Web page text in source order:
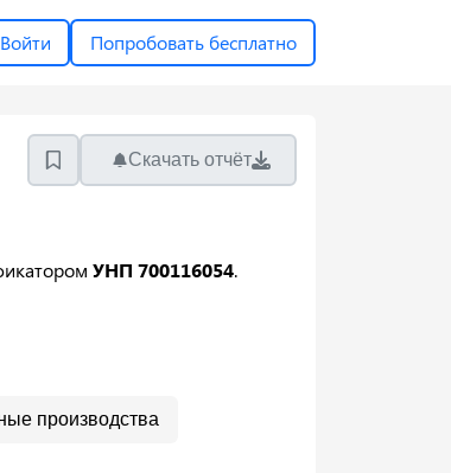
Войти Попробовать бесплатно
Скачать отчёт
УНП 700116054.
производства